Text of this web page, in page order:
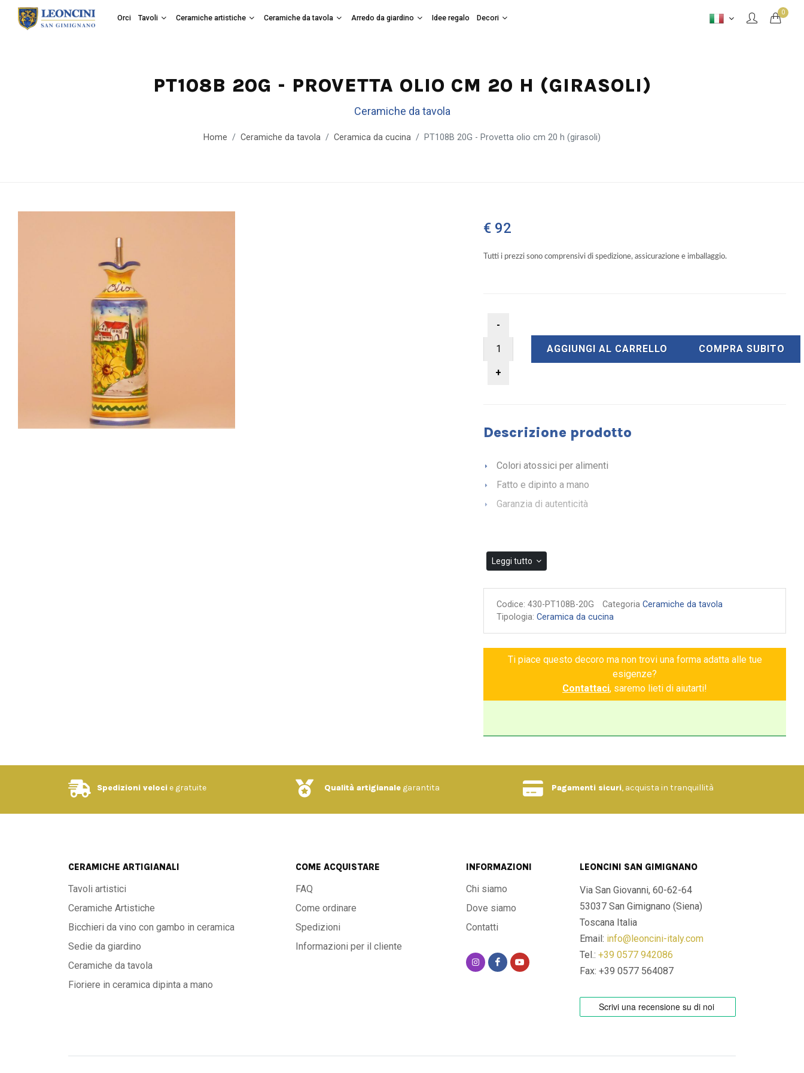
0
Orci Tavoli Ceramiche artistiche Ceramiche da tavola Arredo da giardino Idee regalo Decori
PT108B 20G - PROVETTA OLIO CM 20 H (GIRASOLI)
Ceramiche da tavola
Home Ceramiche da tavola Ceramica da cucina PT108B 20G - Provetta olio cm 20 h (girasoli)
€ 92
Tutti i prezzi sono comprensivi di spedizione, assicurazione e imballaggio.
AGGIUNGI AL CARRELLO COMPRA SUBITO
Descrizione prodotto
Colori atossici per alimenti
Fatto e dipinto a mano
Garanzia di autenticità
Leggi tutto
Codice:430-PT108B-20G CategoriaCeramiche da tavola
Tipologia:Ceramica da cucina
Ti piace questo decoro ma non trovi una forma adatta alle tue
esigenze?
Contattaci, saremo lieti di aiutarti!
Spedizioni veloci e gratuite Qualità artigianale garantita Pagamenti sicuri, acquista in tranquillità
CERAMICHE ARTIGIANALI
Tavoli artistici
Ceramiche Artistiche
Bicchieri da vino con gambo in ceramica
Sedie da giardino
Ceramiche da tavola
Fioriere in ceramica dipinta a mano
COME ACQUISTARE
FAQ
Come ordinare
Spedizioni
Informazioni per il cliente
INFORMAZIONI
Chi siamo
Dove siamo
Contatti
LEONCINI SAN GIMIGNANO
Via San Giovanni, 60-62-64
53037 San Gimignano (Siena)
Toscana Italia
Email: info@leoncini-italy.com
Tel.: +39 0577 942086
Fax: +39 0577 564087